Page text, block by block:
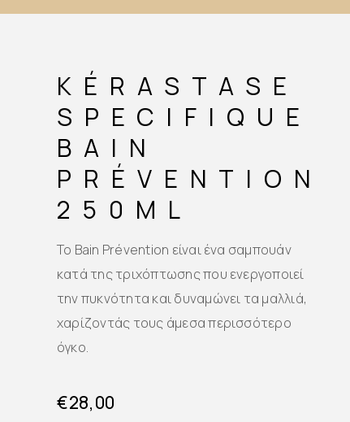
KÉRASTASE
SPECIFIQUE
BAIN
PRÉVENTION
250ML
Το Bain Prévention είναι ένα σαμπουάν
κατά της τριχόπτωσης που ενεργοποιεί
την πυκνότητα και δυναμώνει τα μαλλιά,
χαρίζοντάς τους άμεσα περισσότερο
όγκο.
€28,00